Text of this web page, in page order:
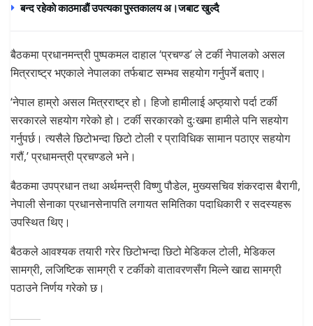
बन्द रहेकाे काठमाडाैं उपत्यका पुस्तकालय अ।जबाट खुल्दै
बैठकमा प्रधानमन्त्री पुष्पकमल दाहाल ‘प्रचण्ड’ ले टर्की नेपालको असल
मित्रराष्ट्र भएकाले नेपालका तर्फबाट सम्भव सहयोग गर्नुपर्ने बताए।
‘नेपाल हाम्रो असल मित्रराष्ट्र हो। हिजो हामीलाई अप्ठ्यारो पर्दा टर्की
सरकारले सहयोग गरेको हो। टर्की सरकारको दुःखमा हामीले पनि सहयोग
गर्नुपर्छ। त्यसैले छिटोभन्दा छिटो टोली र प्राविधिक सामान पठाएर सहयोग
गरौं,’ प्रधामन्त्री प्रचण्डले भने।
बैठकमा उपप्रधान तथा अर्थमन्त्री विष्णु पौडेल, मुख्यसचिव शंकरदास बैरागी,
नेपाली सेनाका प्रधानसेनापति लगायत समितिका पदाधिकारी र सदस्यहरू
उपस्थित थिए।
बैठकले आवश्यक तयारी गरेर छिटोभन्दा छिटो मेडिकल टोली, मेडिकल
सामग्री, लजिष्टिक सामग्री र टर्कीको वातावरणसँग मिल्ने खाद्य सामग्री
पठाउने निर्णय गरेको छ।